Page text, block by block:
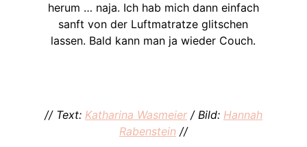
herum … naja. Ich hab mich dann einfach
sanft von der Luftmatratze glitschen
lassen. Bald kann man ja wieder Couch.
// Text: Katharina Wasmeier/ Bild: Hannah
Rabenstein//